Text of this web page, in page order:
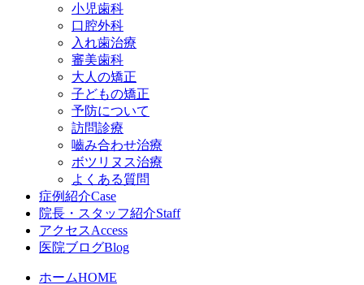
小児歯科
口腔外科
入れ歯治療
審美歯科
大人の矯正
子どもの矯正
予防について
訪問診療
嚙み合わせ治療
ボツリヌス治療
よくある質問
症例紹介Case
院長・スタッフ紹介Staff
アクセスAccess
医院ブログBlog
ホームHOME